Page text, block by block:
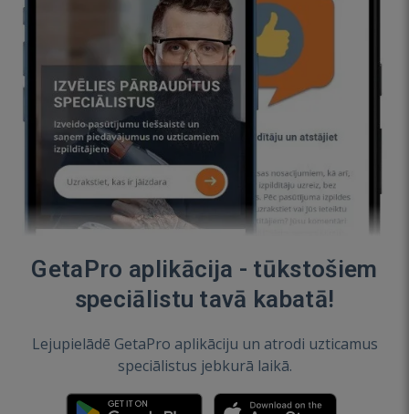
GetaPro aplikācija - tūkstošiem
speciālistu tavā kabatā!
Lejupielādē GetaPro aplikāciju un atrodi uzticamus
speciālistus jebkurā laikā.